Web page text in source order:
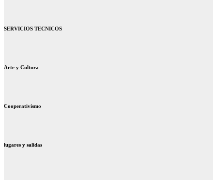
SERVICIOS TECNICOS
Arte y Cultura
Cooperativismo
lugares y salidas